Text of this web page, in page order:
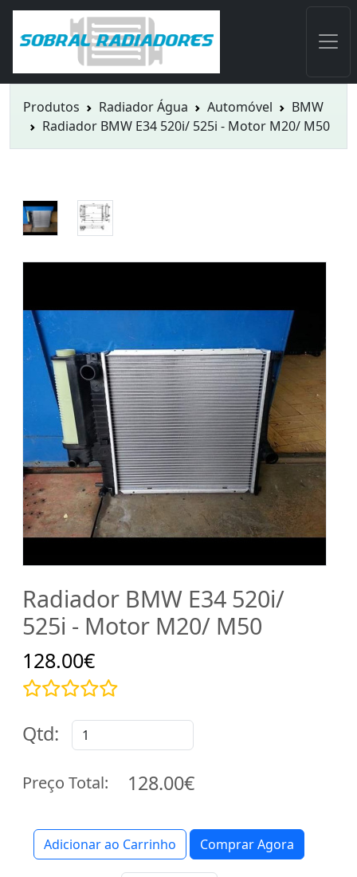
Produtos Radiador Água Automóvel
BMW
Radiador BMW E34 520i/ 525i - Motor M20/ M50
Radiador BMW E34 520i/
525i - Motor M20/ M50
128.00€
Qtd:
Preço Total: 128.00€
Adicionar ao Carrinho Comprar Agora